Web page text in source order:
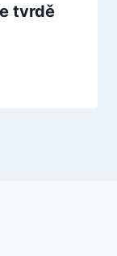
tvrdě